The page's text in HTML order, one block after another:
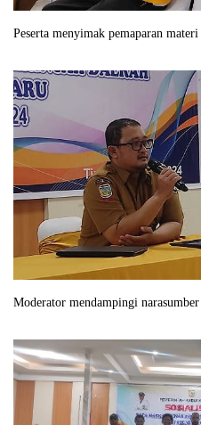
Peserta menyimak pemaparan
Moderator mendampingi